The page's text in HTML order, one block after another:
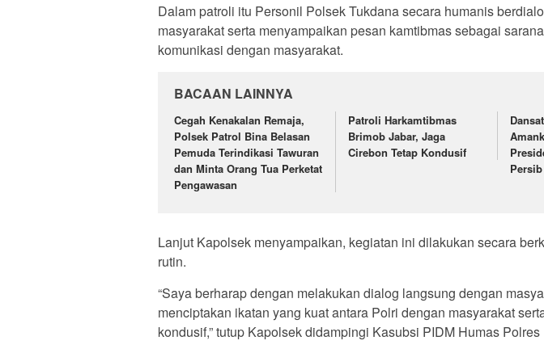
Dalam patroli itu Personil Polsek Tukdana secara humanis
masyarakat serta menyampaikan pesan kamtibmas sebagai
komunikasi dengan masyarakat.
BACAAN LAINNYA
Cegah Kenakalan Remaja,
Polsek Patrol Bina Belasan
Pemuda Terindikasi Tawuran
dan Minta Orang Tua Perketat
Pengawasan
Patroli Harkamtibmas
Brimob Jabar, Jaga
Cirebon Tetap Kondusif
Persib
Lanjut Kapolsek menyampaikan, kegiatan ini dilakukan secara
rutin.
“Saya berharap dengan melakukan dialog langsung dengan
menciptakan ikatan yang kuat antara Polri dengan masyarakat
kondusif,” tutup Kapolsek didampingi Kasubsi PIDM Humas